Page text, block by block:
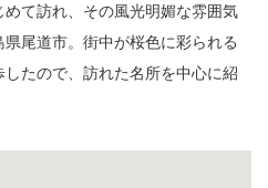
て訪れ、その風光明媚な雰囲気
尾道市。街中が桜色に彩られる
たので、訪れた名所を中心に紹